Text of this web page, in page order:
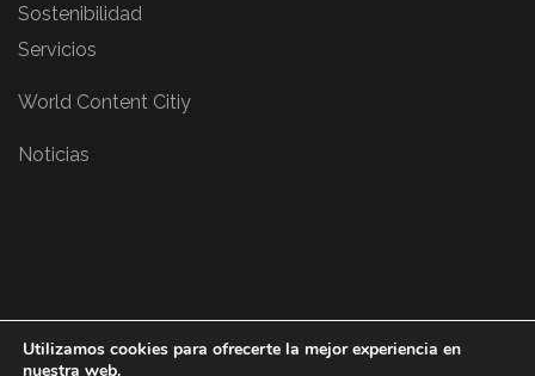
Sostenibilidad
Servicios
World Content Citiy
Noticias
Utilizamos cookies para ofrecerte la mejor experiencia en
nuestra web.